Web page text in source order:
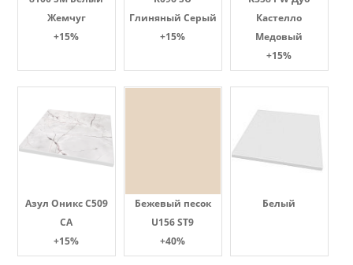
Жемчуг
+15%
Глиняный Серый
+15%
Кастелло
Медовый
+15%
Азул Оникс С509
СА
+15%
Бежевый песок
U156 ST9
+40%
Белый